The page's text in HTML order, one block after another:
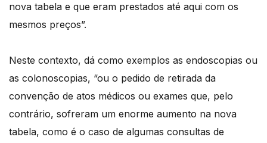
nova tabela e que eram prestados até aqui com os
mesmos preços”.
Neste contexto, dá como exemplos as endoscopias ou
as colonoscopias, “ou o pedido de retirada da
convenção de atos médicos ou exames que, pelo
contrário, sofreram um enorme aumento na nova
tabela, como é o caso de algumas consultas de